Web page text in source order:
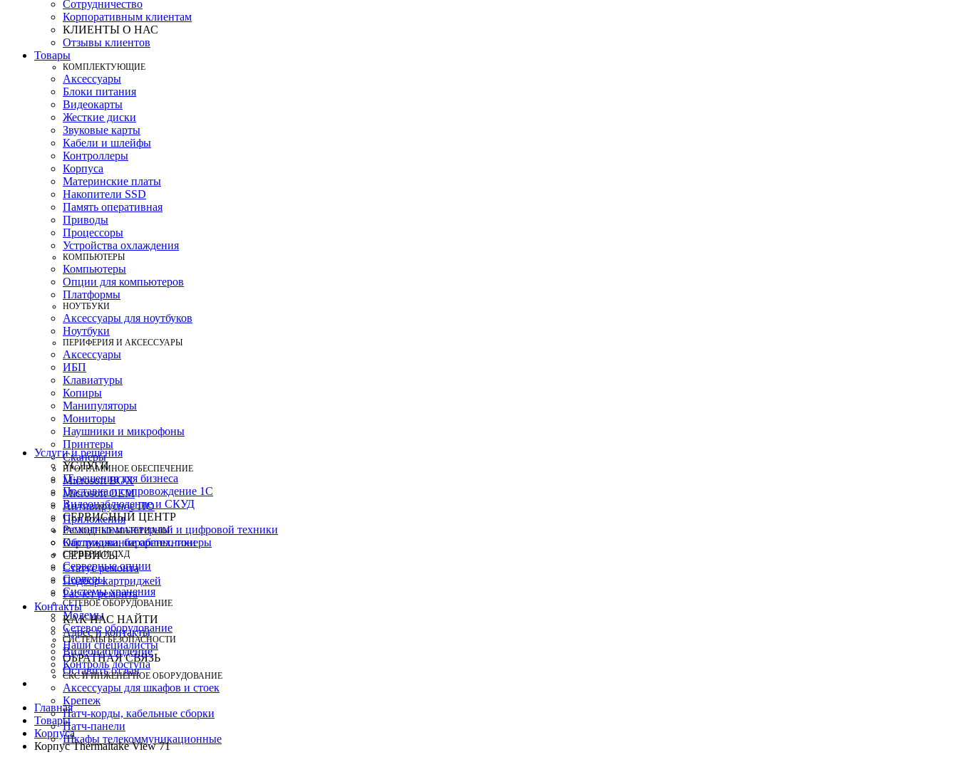
Сотрудничество
Корпоративным клиентам
КЛИЕНТЫ О НАС
Отзывы клиентов
Товары
КOМПЛЕКТУЮЩИЕ
Аксессуары
Блоки питания
Видеокарты
Жесткие диски
Звуковые карты
Кабели и шлейфы
Контроллеры
Корпуса
Материнские платы
Накопители SSD
Память оперативная
Приводы
Процессоры
Устройства охлаждения
КОМПЬЮТЕРЫ
Компьютеры
Опции для компьютеров
Платформы
НОУТБУКИ
Аксессуары для ноутбуков
Ноутбуки
ПЕРИФЕРИЯ И АКСЕССУАРЫ
Аксессуары
ИБП
Клавиатуры
Копиры
Манипуляторы
Мониторы
Наушники и микрофоны
Принтеры
Сканеры
ПРОГРАММНОЕ ОБЕСПЕЧЕНИЕ
Microsoft BOX
Microsoft OEM
Антивирусное ПО
Приложения
РАСХОДНЫЕ МАТЕРИАЛЫ
Картриджи, барабаны, тонеры
СЕРВЕРЫ И СХД
Серверные опции
Серверы
Системы хранения
СЕТЕВОЕ ОБОРУДОВАНИЕ
Модемы
Сетевое оборудование
СИСТЕМЫ БЕЗОПАСНОСТИ
Видеонаблюдение
Контроль доступа
СКС И ИНЖЕНЕРНОЕ ОБОРУДОВАНИЕ
Аксессуары для шкафов и стоек
Крепеж
Патч-корды, кабельные сборки
Патч-панели
Шкафы телекоммуникационные
Услуги и решения
УСЛУГИ
IT-решения для бизнеса
Поставка и сопровождение 1C
Видеонаблюдение и СКУД
СЕРВИСНЫЙ ЦЕНТР
Ремонт компьютерной и цифровой техники
Обслуживание оргтехники
СЕРВИСЫ
Статус ремонта
Подбор картриджей
Расчет ремонта
Контакты
КАК НАС НАЙТИ
Адрес и контакты
Наши специалисты
ОБРАТНАЯ СВЯЗЬ
Оставить отзыв
Главная
Товары
Корпуса
Корпус Thermaltake View 71